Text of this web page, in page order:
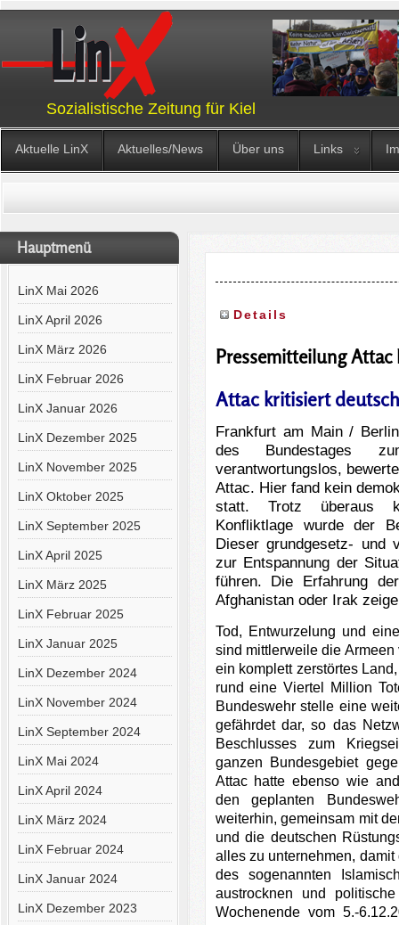
Sozialistische Zeitung für Kiel
Aktuelle LinX Aktuelles/News Über uns Links
Hauptmenü
LinX Mai 2026
LinX April 2026
LinX März 2026
LinX Februar 2026
LinX Januar 2026
LinX Dezember 2025
LinX November 2025
LinX Oktober 2025
LinX September 2025
LinX April 2025
LinX März 2025
LinX Februar 2025
LinX Januar 2025
LinX Dezember 2024
LinX November 2024
LinX September 2024
LinX Mai 2024
LinX April 2024
LinX März 2024
LinX Februar 2024
LinX Januar 2024
LinX Dezember 2023
Details
Pressemitteilung
Attac kritisiert
Frankfurt am Main /
des Bundestages
verantwortungslos,
Attac. Hier fand kein
statt. Trotz überaus
Konfliktlage wurde der
Dieser grundgesetz- und
zur Entspannung der
führen. Die Erfahrung
Afghanistan oder Irak
Tod, Entwurzelung und
sind mittlerweile die
ein komplett zerstörtes
rund eine Viertel Million
Bundeswehr stelle eine
gefährdet dar, so das
Beschlusses zum
ganzen Bundesgebiet
Attac hatte ebenso wie
den geplanten
weiterhin, gemeinsam mit
und die deutschen
alles zu unternehmen,
des sogenannten
austrocknen und
Wochenende vom 5.-